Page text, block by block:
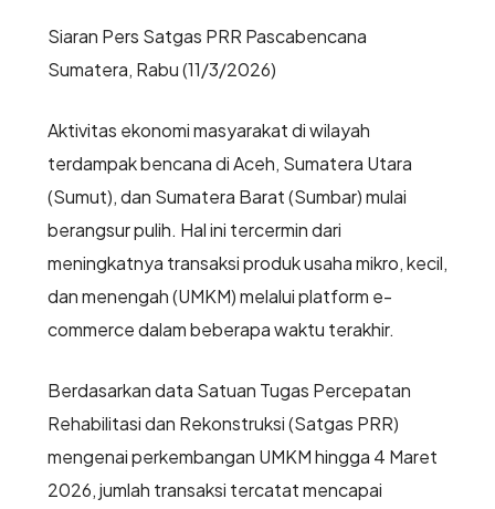
Siaran Pers Satgas PRR Pascabencana
Sumatera, Rabu (11/3/2026)
Aktivitas ekonomi masyarakat di wilayah
terdampak bencana di Aceh, Sumatera Utara
(Sumut), dan Sumatera Barat (Sumbar) mulai
berangsur pulih. Hal ini tercermin dari
meningkatnya transaksi produk usaha mikro, kecil,
dan menengah (UMKM) melalui platform e-
commerce dalam beberapa waktu terakhir.
Berdasarkan data Satuan Tugas Percepatan
Rehabilitasi dan Rekonstruksi (Satgas PRR)
mengenai perkembangan UMKM hingga 4 Maret
2026, jumlah transaksi tercatat mencapai